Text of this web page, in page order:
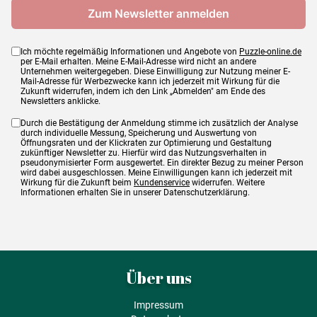
Ich möchte regelmäßig Informationen und Angebote von Puzzle-online.de
per E-Mail erhalten. Meine E-Mail-Adresse wird nicht an andere
Unternehmen weitergegeben. Diese Einwilligung zur Nutzung meiner E-
Mail-Adresse für Werbezwecke kann ich jederzeit mit Wirkung für die
Zukunft widerrufen, indem ich den Link „Abmelden" am Ende des
Newsletters anklicke.
Durch die Bestätigung der Anmeldung stimme ich zusätzlich der Analyse
durch individuelle Messung, Speicherung und Auswertung von
Öffnungsraten und der Klickraten zur Optimierung und Gestaltung
zukünftiger Newsletter zu. Hierfür wird das Nutzungsverhalten in
pseudonymisierter Form ausgewertet. Ein direkter Bezug zu meiner Person
wird dabei ausgeschlossen. Meine Einwilligungen kann ich jederzeit mit
Wirkung für die Zukunft beim Kundenservice widerrufen. Weitere
Informationen erhalten Sie in unserer Datenschutzerklärung.
Über uns
Impressum